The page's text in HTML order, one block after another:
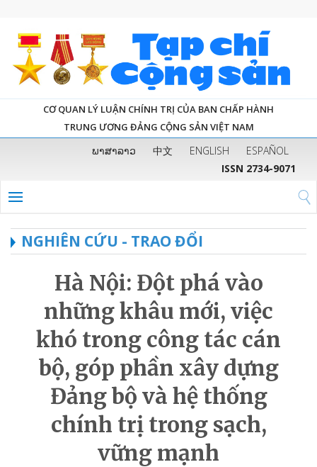
CƠ QUAN LÝ LUẬN CHÍNH TRỊ CỦA BAN CHẤP HÀNH
TRUNG ƯƠNG ĐẢNG CỘNG SẢN VIỆT NAM
ພາສາລາວ 中文 ENGLISH
ESPAÑOL
ISSN 2734-9071
NGHIÊN CỨU - TRAO ĐỔI
Hà Nội: Đột phá vào
những khâu mới, việc
khó trong công tác cán
bộ, góp phần xây dựng
Đảng bộ và hệ thống
chính trị trong sạch,
vững mạnh